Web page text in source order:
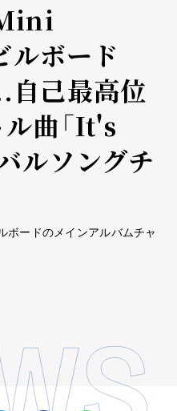
ルボード
自己最高位
ル曲「It's
ルソングチ
ボードのメインアルバムチャ